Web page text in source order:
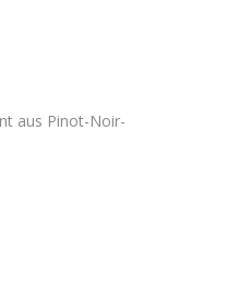
aus Pinot-Noir-